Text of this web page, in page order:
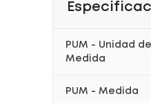
PUM - Unidad de
Medida
PUM - Medida